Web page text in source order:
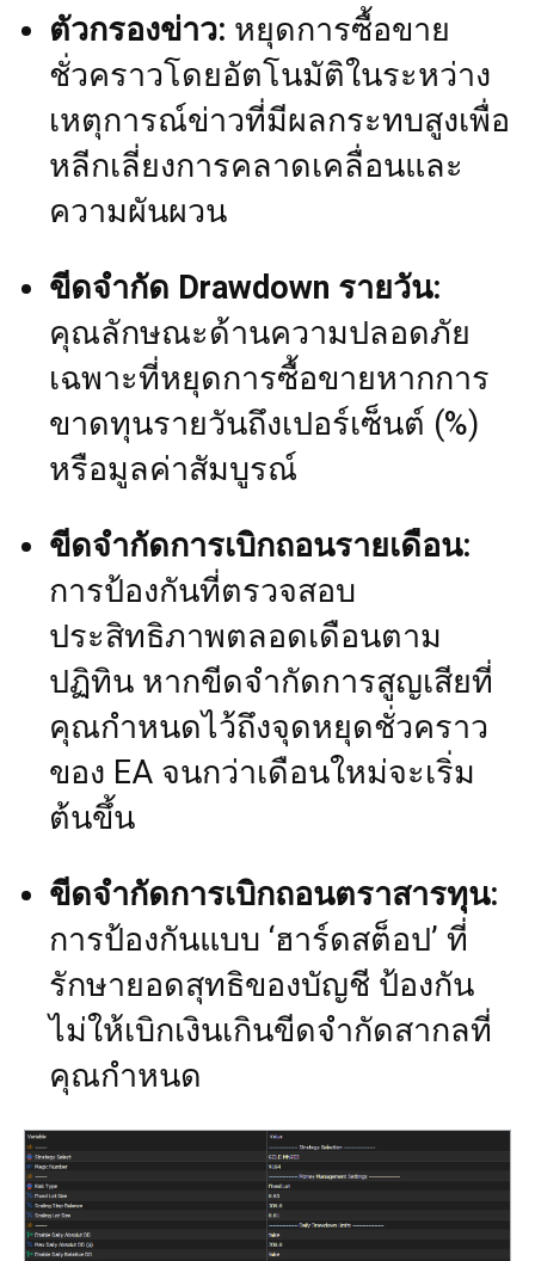
ตัวกรองข่าว: หยุดการซื้อขาย
ชั่วคราวโดยอัตโนมัติในระหว่าง
เหตุการณ์ข่าวที่มีผลกระทบสูงเพื่อ
หลีกเลี่ยงการคลาดเคลื่อนและ
ความผันผวน
ขีดจำกัด Drawdown รายวัน:
คุณลักษณะด้านความปลอดภัย
เฉพาะที่หยุดการซื้อขายหากการ
ขาดทุนรายวันถึงเปอร์เซ็นต์ (%)
หรือมูลค่าสัมบูรณ์
ขีดจำกัดการเบิกถอนรายเดือน:
การป้องกันที่ตรวจสอบ
ประสิทธิภาพตลอดเดือนตาม
ปฏิทิน หากขีดจำกัดการสูญเสียที่
คุณกำหนดไว้ถึงจุดหยุดชั่วคราว
ของ EA จนกว่าเดือนใหม่จะเริ่ม
ต้นขึ้น
ขีดจำกัดการเบิกถอนตราสารทุน:
การป้องกันแบบ ‘ฮาร์ดสต็อป’ ที่
รักษายอดสุทธิของบัญชี ป้องกัน
ไม่ให้เบิกเงินเกินขีดจำกัดสากลที่
คุณกำหนด